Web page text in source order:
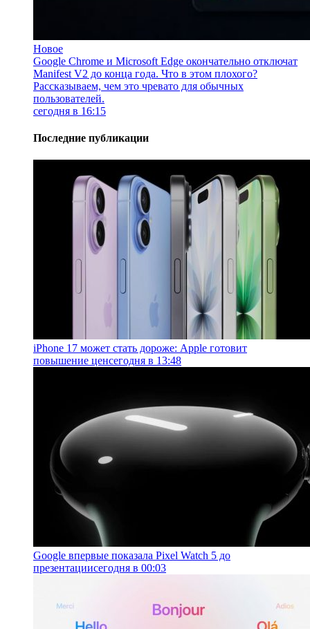
Новое
Google Chrome и Microsoft Edge окончательно отключат
Manifest V2 до конца года. Что в этом плохого?
Рассказываем, чем это чревато для обычных
пользователей.
сегодня в 16:15
Последние публикации
iPhone 17 может стать дороже: Apple готовит
повышение ценсегодня в 13:48
Google впервые показала Pixel Watch 5 до
презентациисегодня в 00:03